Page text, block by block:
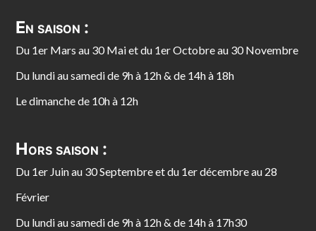
En saison :
Du 1er Mars au 30 Mai et du 1er Octobre au 30 Novembre
Du lundi au samedi de 9h à 12h & de 14h à 18h
Le dimanche de 10h à 12h
Hors saison :
Du 1er Juin au 30 Septembre et du 1er décembre au 28
Février
Du lundi au samedi de 9h à 12h & de 14h à 17h30